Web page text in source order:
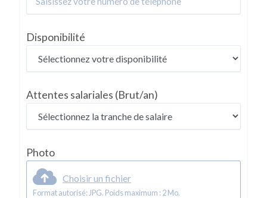
Disponibilité
Attentes salariales (Brut/an)
Photo
Choisir un fichier
Format autorisé: JPG. Poids maximum : 2 Mo.